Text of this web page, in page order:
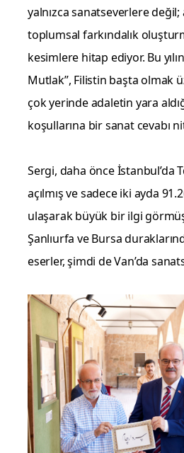
yalnızca sanatseverlere değil;
toplumsal farkındalık
kesimlere hitap ediyor. Bu
Mutlak”, Filistin başta olmak
çok yerinde adaletin yara
koşullarına bir sanat cevabı
Sergi, daha önce İstanbul’da
açılmış ve sadece iki ayda
ulaşarak büyük bir ilgi
Şanlıurfa ve Bursa
eserler, şimdi de Van’da